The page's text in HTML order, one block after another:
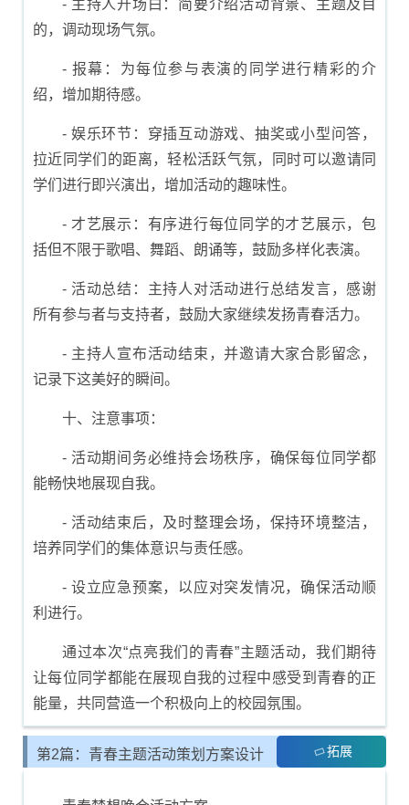
- 主持人开场白：简要介绍活动背景、主题及目
的，调动现场气氛。
- 报幕：为每位参与表演的同学进行精彩的介
绍，增加期待感。
- 娱乐环节：穿插互动游戏、抽奖或小型问答，
拉近同学们的距离，轻松活跃气氛，同时可以邀请同
学们进行即兴演出，增加活动的趣味性。
- 才艺展示：有序进行每位同学的才艺展示，包
括但不限于歌唱、舞蹈、朗诵等，鼓励多样化表演。
- 活动总结：主持人对活动进行总结发言，感谢
所有参与者与支持者，鼓励大家继续发扬青春活力。
- 主持人宣布活动结束，并邀请大家合影留念，
记录下这美好的瞬间。
十、注意事项：
- 活动期间务必维持会场秩序，确保每位同学都
能畅快地展现自我。
- 活动结束后，及时整理会场，保持环境整洁，
培养同学们的集体意识与责任感。
- 设立应急预案，以应对突发情况，确保活动顺
利进行。
通过本次“点亮我们的青春”主题活动，我们期待
让每位同学都能在展现自我的过程中感受到青春的正
能量，共同营造一个积极向上的校园氛围。
第2篇：青春主题活动策划方案设计 拓展